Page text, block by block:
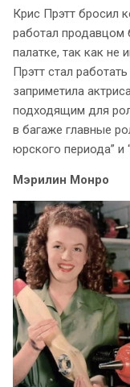
Крис Прэтт бросил
работал продавцом
палатке, так как не
Прэтт стал
заприметила
подходящим для
в багаже главные
юрского периода” и
Мэрилин Монро